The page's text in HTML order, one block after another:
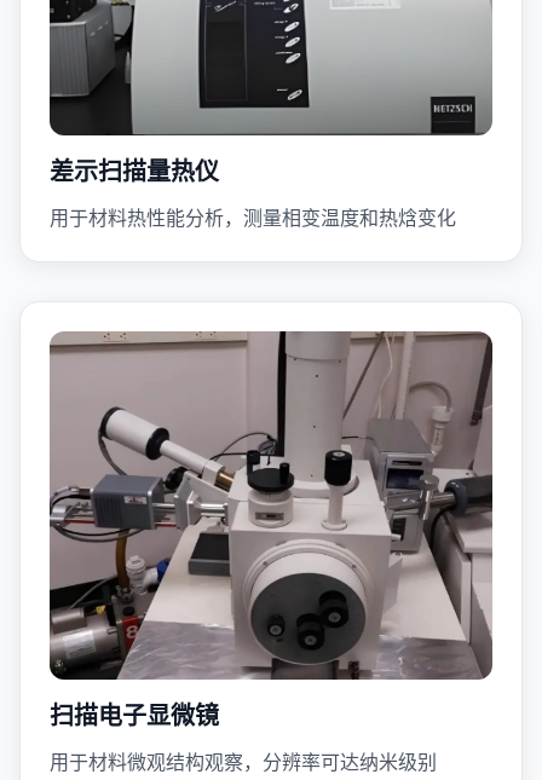
差示扫描量热仪
用于材料热性能分析，测量相变温度和热焓变化
扫描电子显微镜
用于材料微观结构观察，分辨率可达纳米级别